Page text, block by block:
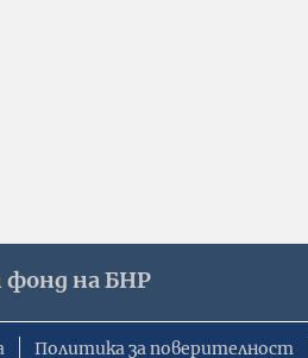
фонд на БНР
Политика за поверителност